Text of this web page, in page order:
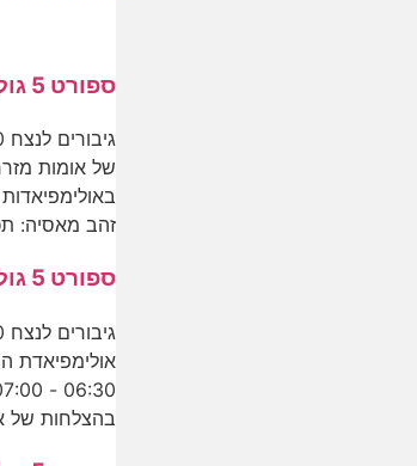
ספורט 5 גולד 09-08-2026
של אומות
זהב מאסיה:
ספורט 5 גולד 08-08-2026
בהצלחות של